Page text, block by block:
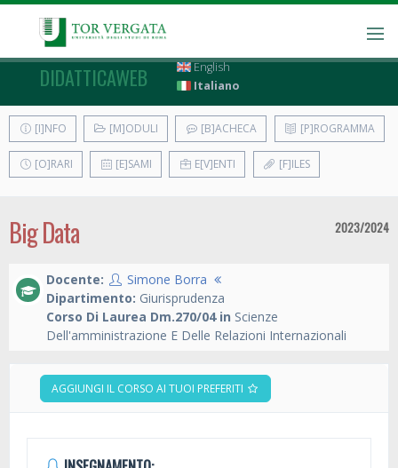
DIDATTICAWEB
English
Italiano
[I]NFO [M]ODULI [B]ACHECA [P]ROGRAMMA
[O]RARI [E]SAMI E[V]ENTI [F]ILES
Big Data 2023/2024
Docente:
Simone Borra
Dipartimento: Giurisprudenza
Corso Di Laurea Dm.270/04 in Scienze
Dell'amministrazione E Delle Relazioni Internazionali
AGGIUNGI IL CORSO AI TUOI PREFERITI